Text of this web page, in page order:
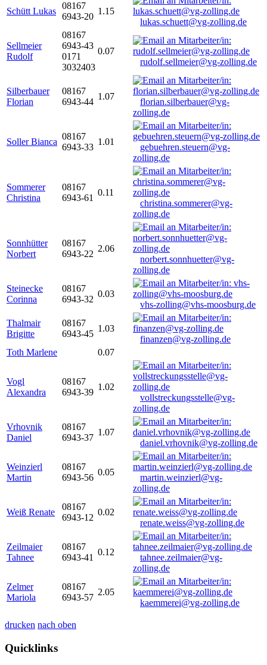
Schütt Lukas
08167
6943-20
1.15
lukas.schuett@vg-zolling.de
Sellmeier
Rudolf
08167
6943-43
0171
3032403
0.07
rudolf.sellmeier@vg-zolling.de
Silberbauer
Florian
08167
6943-44
1.07
florian.silberbauer@vg-
zolling.de
Soller Bianca
08167
6943-33
1.01
gebuehren.steuern@vg-
zolling.de
Sommerer
Christina
08167
6943-61
0.11
christina.sommerer@vg-
zolling.de
Sonnhütter
Norbert
08167
6943-22
2.06
norbert.sonnhuetter@vg-
zolling.de
Steinecke
Corinna
08167
6943-32
0.03
vhs-zolling@vhs-moosburg.de
Thalmair
Brigitte
08167
6943-45
1.03
finanzen@vg-zolling.de
Toth Marlene
0.07
Vogl
Alexandra
08167
6943-39
1.02
vollstreckungsstelle@vg-
zolling.de
Vrhovnik
Daniel
08167
6943-37
1.07
daniel.vrhovnik@vg-zolling.de
Weinzierl
Martin
08167
6943-56
0.05
martin.weinzierl@vg-
zolling.de
Weiß Renate
08167
6943-12
0.02
renate.weiss@vg-zolling.de
Zeilmaier
Tahnee
08167
6943-41
0.12
tahnee.zeilmaier@vg-
zolling.de
Zelmer
Mariola
08167
6943-57
2.05
kaemmerei@vg-zolling.de
drucken nach oben
Quicklinks